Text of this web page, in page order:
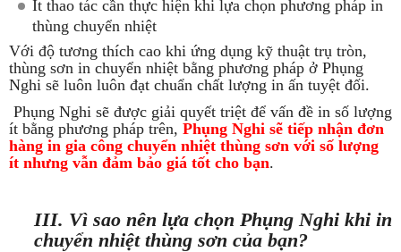
Ít thao tác cần thực hiện khi lựa chọn phương pháp in
thùng chuyển nhiệt
Với độ tương thích cao khi ứng dụng kỹ thuật trụ tròn,
thùng sơn in chuyển nhiệt bằng phương pháp ở Phụng
Nghi sẽ luôn luôn đạt chuẩn chất lượng in ấn tuyệt đối.
Phụng Nghi sẽ được giải quyết triệt để vấn đề in số lượng
ít bằng phương pháp trên, Phụng Nghi sẽ tiếp nhận đơn
hàng in gia công chuyển nhiệt thùng sơn với số lượng
ít nhưng vẫn đảm bảo giá tốt cho bạn.
III. Vì sao nên lựa chọn Phụng Nghi khi in
chuyển nhiệt thùng sơn của bạn?